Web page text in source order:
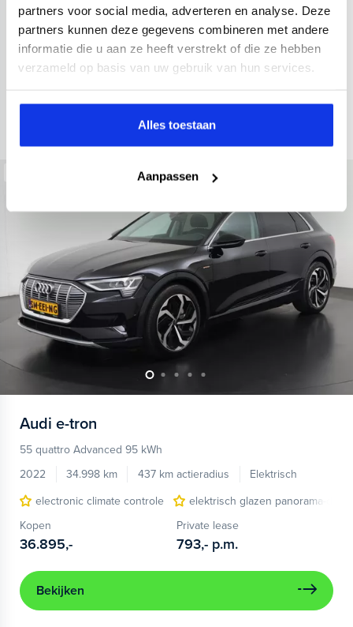
partners voor social media, adverteren en analyse. Deze
partners kunnen deze gegevens combineren met andere
informatie die u aan ze heeft verstrekt of die ze hebben
verzameld op basis van uw gebruik van hun services.
Alles toestaan
Aanpassen
Hybride benzine
Automaat
achteruitrijcamera
Apple Carplay/Android Auto
Kopen
Op aanvraag
Audi e-tron
55 quattro Advanced 95 kWh
2022
34.998 km 437 km actieradius
Elektrisch
electronic climate controle
elektrisch glazen panorama-dak
Kopen
36.895,-
Private lease
793,- p.m.
Bekijken